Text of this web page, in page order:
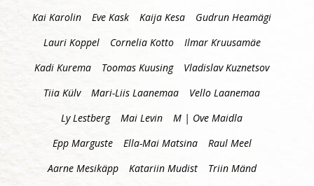
Kai Karolin
Eve Kask Kaija Kesa
Gudrun Heamägi
Lauri Koppel
Cornelia Kotto
Ilmar Kruusamäe
Kadi Kurema
Toomas Kuusing
Vladislav Kuznetsov
Tiia Külv
Mari-Liis Laanemaa
Vello Laanemaa
Ly Lestberg
Mai Levin
M | Ove Maidla
Epp Marguste
Ella-Mai Matsina
Raul Meel
Aarne Mesikäpp
Katariin Mudist
Triin Mänd